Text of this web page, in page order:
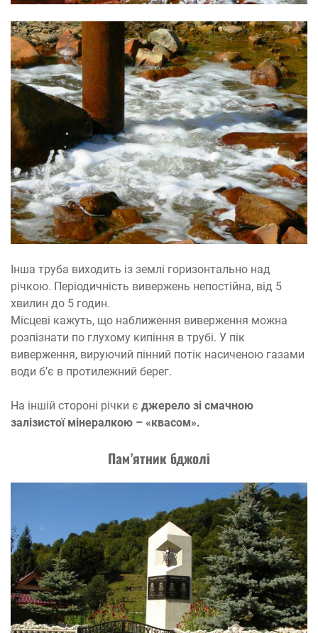
Інша труба виходить із землі горизонтально над
річкою. Періодичність вивержень непостійна, від 5
хвилин до 5 годин.
Місцеві кажуть, що наближення виверження можна
розпізнати по глухому кипіння в трубі. У пік
виверження, вируючий пінний потік насиченою газами
води б’є в протилежний берег.
На іншій стороні річки є джерело зі смачною
залізистої мінералкою – «квасом».
Пам’ятник бджолі